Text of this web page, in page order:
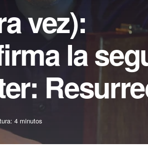
vez):
la
4 minutos